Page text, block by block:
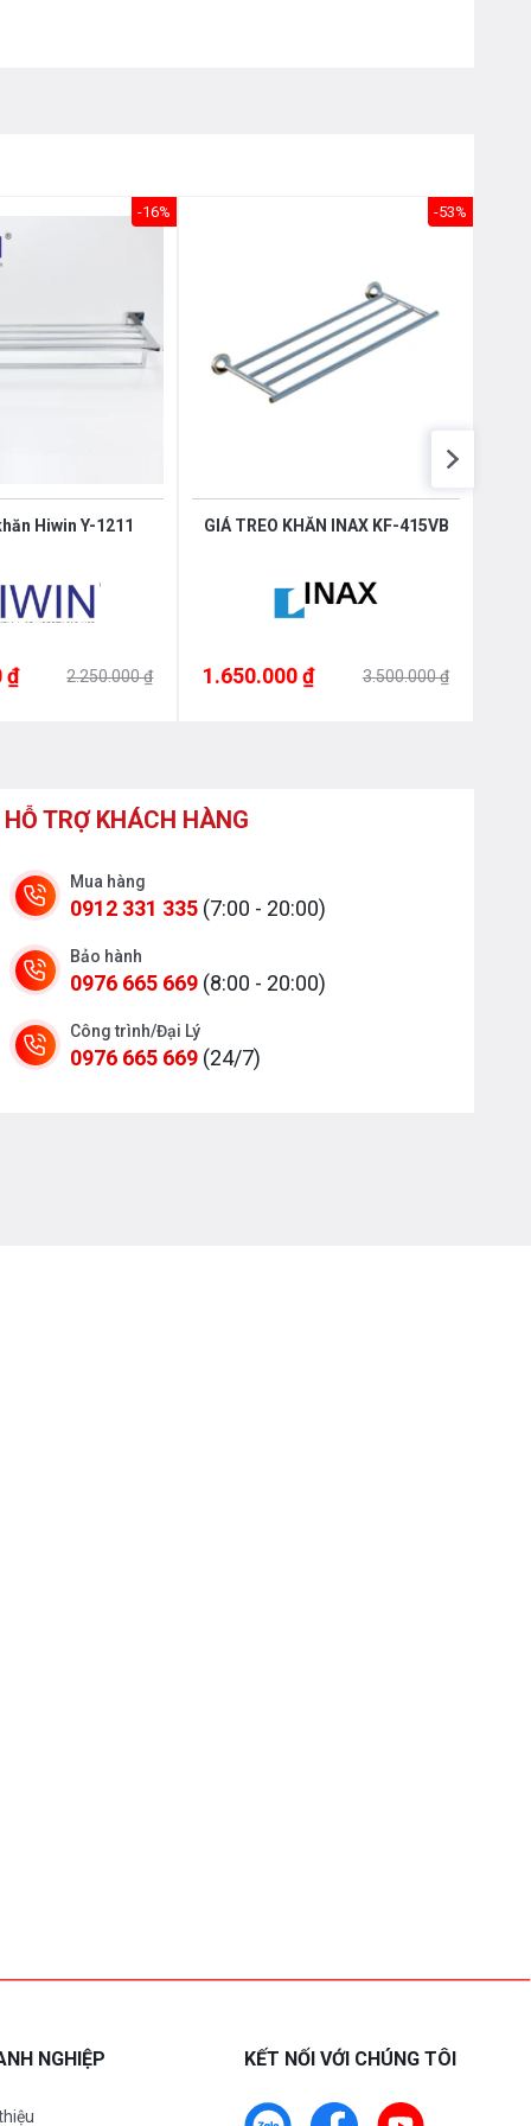
-16%
Giá treo khăn Hiwin Y-1211
₫ 2.250.000 ₫
-53%
GIÁ TREO KHĂN INAX KF-415VB
1.650.000 ₫ 3.500.000 ₫
HỖ TRỢ KHÁCH HÀNG
Mua hàng
0912 331 335 (7:00 - 20:00)
Bảo hành
0976 665 669 (8:00 - 20:00)
Công trình/Đại Lý
0976 665 669 (24/7)
NGHIỆP KẾT NỐI VỚI CHÚNG TÔI